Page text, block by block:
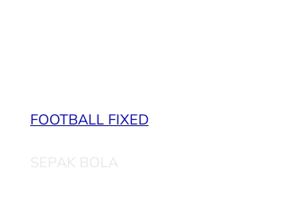
FOOTBALL FIXED
SEPAK BOLA